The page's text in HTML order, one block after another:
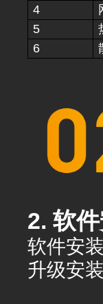
4
5
6
2. 软
软件安
升级安